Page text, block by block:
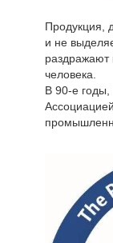
Продукция,
и не
раздражают
человека.
В 90-е годы,
техники и
человека
изделий.